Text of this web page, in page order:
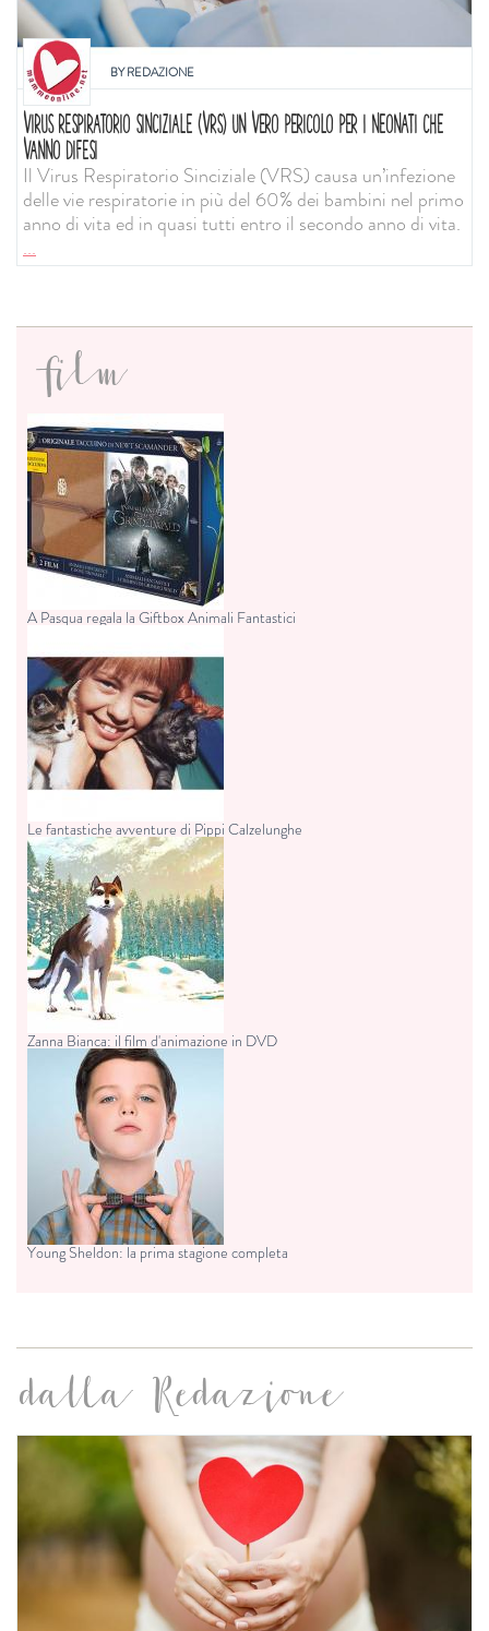
BYREDAZIONE
VIRUS RESPIRATORIO SINCIZIALE (VRS) UN VERO PERICOLO PER I NEONATI CHE
VANNO DIFESI
Il Virus Respiratorio Sinciziale (VRS) causa un’infezione
delle vie respiratorie in più del 60% dei bambini nel primo
anno di vita ed in quasi tutti entro il secondo anno di vita.
...
film
A Pasqua regala la Giftbox Animali Fantastici
Le fantastiche avventure di Pippi Calzelunghe
Zanna Bianca: il film d'animazione in DVD
Young Sheldon: la prima stagione completa
dalla Redazione